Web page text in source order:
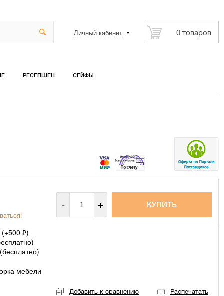
Личный кабинет 0 товаров
РЕСЕПШЕН СЕЙФЫ
- +
(+500 ₽)
)
бесплатно)
мебели
Добавить к сравнению Распечатать